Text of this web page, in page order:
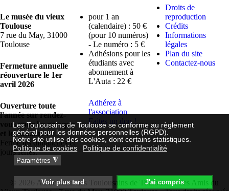
Les Toulousains de Toulouse se conforme au règlement
général pour les données personnelles (RGPD).
Notre site utilise des cookies, dont certains statistiques.
Politique de cookies
Politique de confidentialité
Paramètres ◮
Voir plus tard J'ai compris
Le musée du vieux
Toulouse
7 rue du May, 31000
Toulouse
Fermeture annuelle
réouverture le 1er
avril 2026
Ouverture toute
l'année sur rendez-
vous pour les groupes
et les scolaires
Fermé les dimanches et
jours fériés.
pour 1 an
(calendaire) : 50 €
(pour 10 numéros)
- Le numéro : 5 €
Adhésions pour les
étudiants avec
abonnement à
L'Auta : 22 €
Adhérez à
l'association
Faites un don !
Droits de
reproduction
Crédits
Informations
légales
Plan du site
Contactez-nous
© 2026 Association des Toulousains de Toulouse et des Amis du